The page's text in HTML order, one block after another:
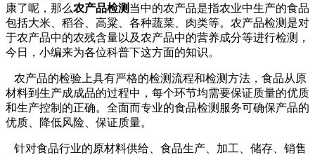
康了呢，那么农产品检测 当中的农产品是指农业中生产的食品
包括大米、稻谷、高粱、各种蔬菜、肉类等。农产品检测是对
于农产品中的农残含量以及农产品中的营养成分等进行检测，
今日，小编来为各位科普下这方面的知识。
农产品的检验上具有严格的检测流程和检测方法，食品从原
材料到生产成成品的过程中，每个环节均需要保证质量的优质
和生产控制的正确。全面而专业的食品检测服务可确保产品的
优质、降低风险、保证质量。
针对食品行业的原材料供给、食品生产、加工、储存、销售